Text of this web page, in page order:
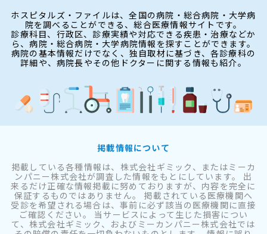
ホスピタルズ・ファイルは、全国の病院・総合病院・大学病
院を調べることができる、総合医療情報サイトです。
診療科目、行政区、診療実績や対応できる疾患・治療などか
ら、病院・総合病院・大学病院情報を探すことができます。
病院の基本情報だけでなく、独自取材に基づき、各診療科の
詳細や、病院長やその他ドクターに関する情報も紹介。
掲載情報について
掲載している各種情報は、株式会社ギミック、またはミーカ
ンパニー株式会社が調査した情報をもとにしています。 出
来るだけ正確な情報掲載に努めておりますが、内容を完全に
保証するものではありません。 掲載されている医療機関へ
受診を希望される場合は、事前に必ず該当の医療機関に直接
ご確認ください。 当サービスによって生じた損害につい
て、株式会社ギミック、およびミーカンパニー株式会社では